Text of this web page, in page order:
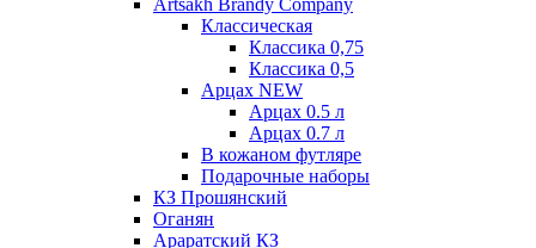
Artsakh Brandy Company
Классическая
Классика 0,75
Классика 0,5
Арцах NEW
Арцах 0.5 л
Арцах 0.7 л
В кожаном футляре
Подарочные наборы
КЗ Прошянский
Оганян
Араратский КЗ